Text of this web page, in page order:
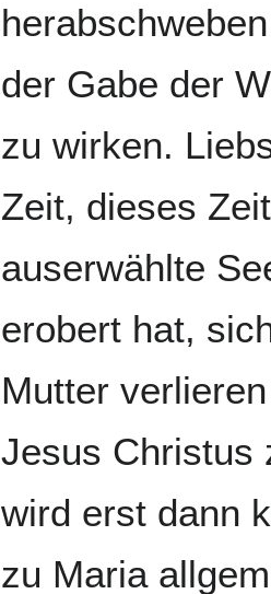
der Gabe der
zu wirken.
Zeit, dieses
auserwählte
erobert hat,
Mutter
Jesus Christus
wird erst dann
zu Maria